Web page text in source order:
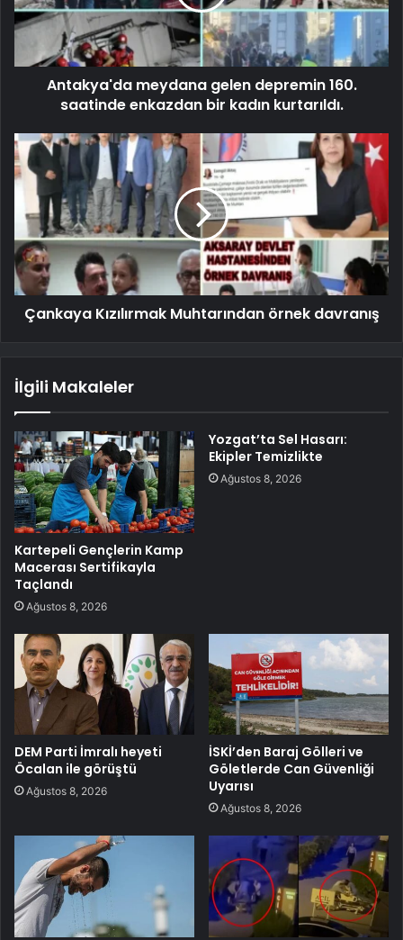
Antakya'da meydana gelen depremin 160.
saatinde enkazdan bir kadın kurtarıldı.
Çankaya Kızılırmak Muhtarından örnek davranış
İlgili Makaleler
Kartepeli Gençlerin Kamp
Macerası Sertifikayla
Taçlandı
Ağustos 8, 2026
Yozgat’ta Sel Hasarı:
Ekipler Temizlikte
Ağustos 8, 2026
DEM Parti İmralı heyeti
Öcalan ile görüştü
Ağustos 8, 2026
İSKİ’den Baraj Gölleri ve
Göletlerde Can Güvenliği
Uyarısı
Ağustos 8, 2026